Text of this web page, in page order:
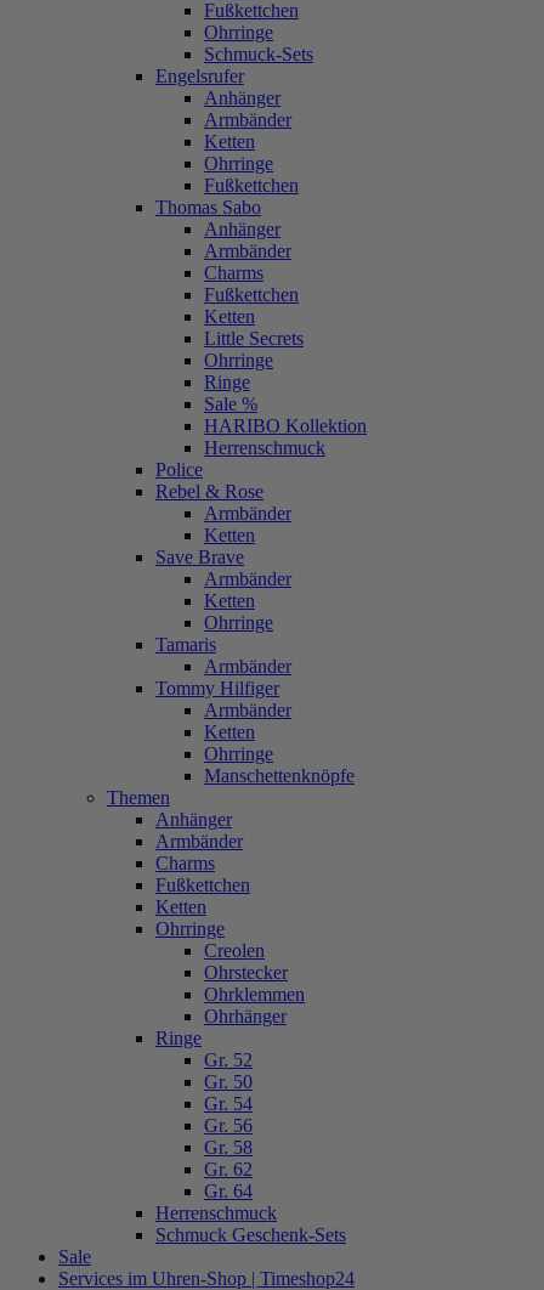
Fußkettchen
Ohrringe
Schmuck-Sets
Engelsrufer
Anhänger
Armbänder
Ketten
Ohrringe
Fußkettchen
Thomas Sabo
Anhänger
Armbänder
Charms
Fußkettchen
Ketten
Little Secrets
Ohrringe
Ringe
Sale %
HARIBO Kollektion
Herrenschmuck
Police
Rebel & Rose
Armbänder
Ketten
Save Brave
Armbänder
Ketten
Ohrringe
Tamaris
Armbänder
Tommy Hilfiger
Armbänder
Ketten
Ohrringe
Manschettenknöpfe
Themen
Anhänger
Armbänder
Charms
Fußkettchen
Ketten
Ohrringe
Creolen
Ohrstecker
Ohrklemmen
Ohrhänger
Ringe
Gr. 52
Gr. 50
Gr. 54
Gr. 56
Gr. 58
Gr. 62
Gr. 64
Herrenschmuck
Schmuck Geschenk-Sets
Sale
Services im Uhren-Shop | Timeshop24